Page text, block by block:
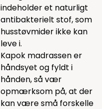
indeholder et naturligt
antibakterielt stof, som
husstøvmider ikke kan
leve i.
Kapok madrassen er
håndsyet og fyldt i
hånden, så vær
opmærksom på, at der
kan være små forskelle